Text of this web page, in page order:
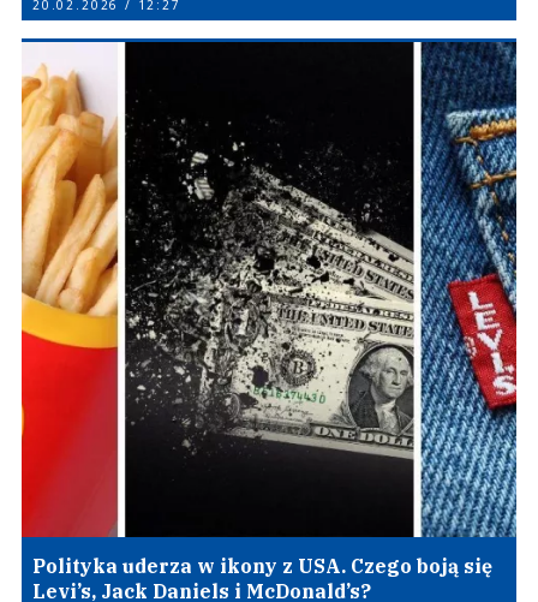
20.02.2026 / 12:27
Polityka uderza w ikony z USA. Czego boją się
Levi’s, Jack Daniels i McDonald’s?